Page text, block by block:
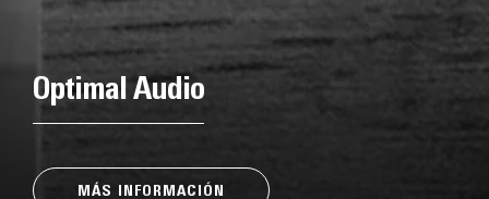
Optimal Audio
MÁS INFORMACIÓN